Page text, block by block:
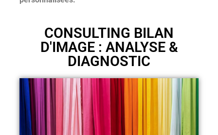
CONSULTING BILAN
D'IMAGE : ANALYSE &
DIAGNOSTIC